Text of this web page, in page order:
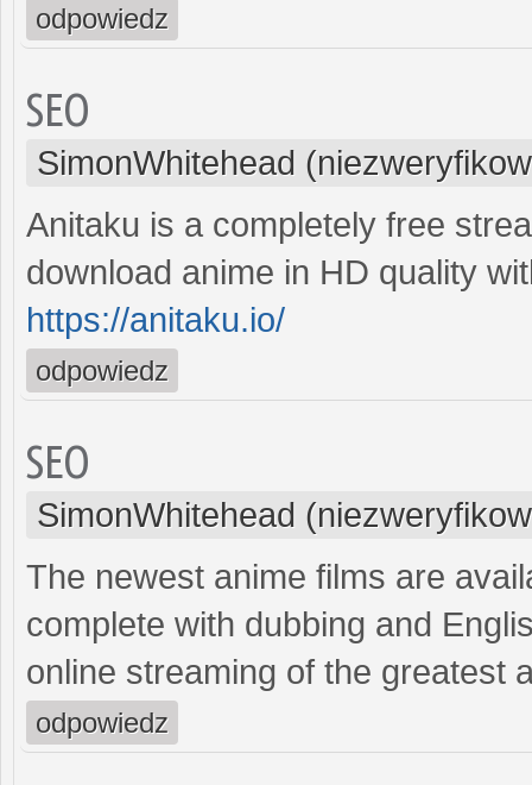
odpowiedz
SEO
SimonWhitehead
Anitaku is a completely free
download anime in HD quality
https://anitaku.io/
odpowiedz
SEO
SimonWhitehead
The newest anime films are
complete with dubbing and
online streaming of the greatest
odpowiedz